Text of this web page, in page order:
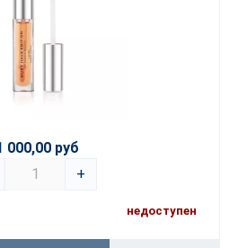
000,00 руб
+
недоступен